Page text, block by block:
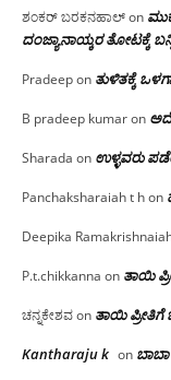
ಶಂಕರ್ ಬರಕನಹಾಲ್on
ದಂಜ್ಯಾನಾಯ್ಕರ ತೋಟಕ್ಕೆ
Pradeepon ತುಳಿತಕ್ಕೆ
B pradeep kumaron
Sharada on ಉಳ್ಳವರು
Panchaksharaiah t hon
Deepika
P.t.chikkanna on ತಾಯಿ
ಚನ್ನಕೇಶವon ತಾಯಿ ಪ್ರೀತಿಗೆ
Kantharaju k on